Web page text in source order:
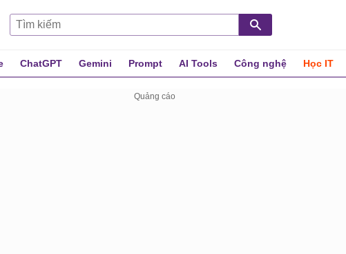
ChatGPT Gemini Prompt AI Tools Công nghệ Học IT